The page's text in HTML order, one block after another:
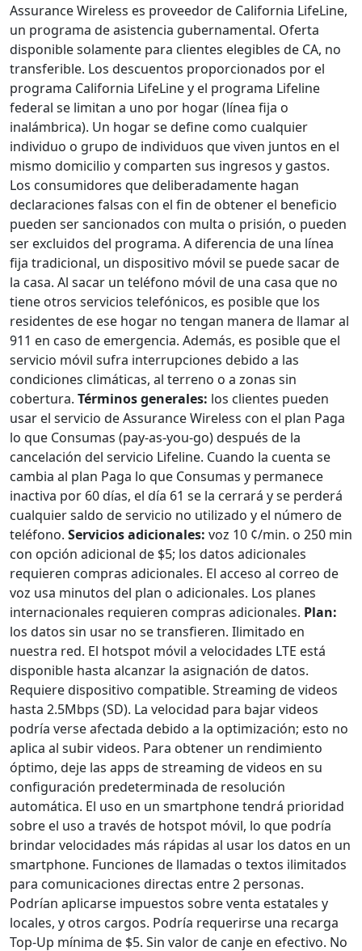
Assurance Wireless es proveedor de California LifeLine,
un programa de asistencia gubernamental. Oferta
disponible solamente para clientes elegibles de CA, no
transferible. Los descuentos proporcionados por el
programa California LifeLine y el programa Lifeline
federal se limitan a uno por hogar (línea fija o
inalámbrica). Un hogar se define como cualquier
individuo o grupo de individuos que viven juntos en el
mismo domicilio y comparten sus ingresos y gastos.
Los consumidores que deliberadamente hagan
declaraciones falsas con el fin de obtener el beneficio
pueden ser sancionados con multa o prisión, o pueden
ser excluidos del programa. A diferencia de una línea
fija tradicional, un dispositivo móvil se puede sacar de
la casa. Al sacar un teléfono móvil de una casa que no
tiene otros servicios telefónicos, es posible que los
residentes de ese hogar no tengan manera de llamar al
911 en caso de emergencia. Además, es posible que el
servicio móvil sufra interrupciones debido a las
condiciones climáticas, al terreno o a zonas sin
cobertura. Términos generales: los clientes pueden
usar el servicio de Assurance Wireless con el plan Paga
lo que Consumas (pay-as-you-go) después de la
cancelación del servicio Lifeline. Cuando la cuenta se
cambia al plan Paga lo que Consumas y permanece
inactiva por 60 días, el día 61 se la cerrará y se perderá
cualquier saldo de servicio no utilizado y el número de
teléfono. Servicios adicionales: voz 10 ¢/min. o 250 min
con opción adicional de $5; los datos adicionales
requieren compras adicionales. El acceso al correo de
voz usa minutos del plan o adicionales. Los planes
internacionales requieren compras adicionales. Plan:
los datos sin usar no se transfieren. Ilimitado en
nuestra red. El hotspot móvil a velocidades LTE está
disponible hasta alcanzar la asignación de datos.
Requiere dispositivo compatible. Streaming de videos
hasta 2.5Mbps (SD). La velocidad para bajar videos
podría verse afectada debido a la optimización; esto no
aplica al subir videos. Para obtener un rendimiento
óptimo, deje las apps de streaming de videos en su
configuración predeterminada de resolución
automática. El uso en un smartphone tendrá prioridad
sobre el uso a través de hotspot móvil, lo que podría
brindar velocidades más rápidas al usar los datos en un
smartphone. Funciones de llamadas o textos ilimitados
para comunicaciones directas entre 2 personas.
Podrían aplicarse impuestos sobre venta estatales y
locales, y otros cargos. Podría requerirse una recarga
Top-Up mínima de $5. Sin valor de canje en efectivo. No